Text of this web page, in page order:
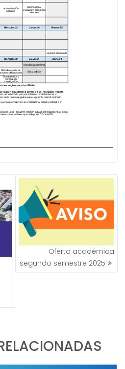
Oferta académica
segundo semestre 2025